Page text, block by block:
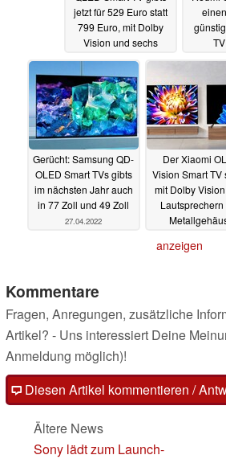
jetzt für 529 Euro statt
799 Euro, mit Dolby
Vision und sechs
04.05.2022
TV
Gerücht: Samsung QD-
OLED Smart TVs gibts
im nächsten Jahr auch
in 77 Zoll und 49 Zoll
27.04.2022
Der Xiaomi
Vision Smart TV
mit Dolby
Lautsprechern
anzeigen
Kommentare
Fragen, Anregungen, zusätzliche
Artikel? - Uns interessiert Deine
Anmeldung möglich)!
Diesen Artikel kommentieren /
Ältere News
Sony lädt zum Launch-